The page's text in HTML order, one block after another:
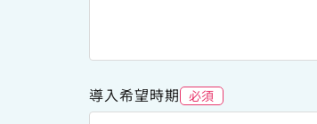
導入希望時期 必須